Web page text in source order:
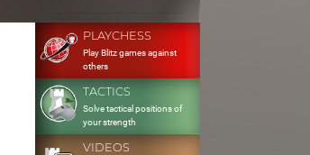
PLAYCHESS
Play Blitz games against
others
TACTICS
Solve tactical positions of
your strength
VIDEOS